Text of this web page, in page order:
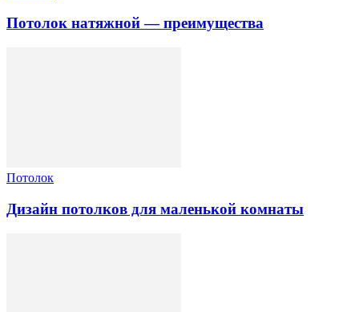
Потолок натяжной — преимущества
Потолок
Дизайн потолков для маленькой комнаты